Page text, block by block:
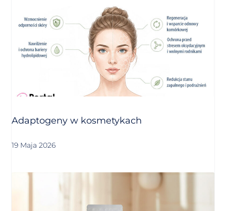
Adaptogeny w kosmetykach
19 Maja 2026